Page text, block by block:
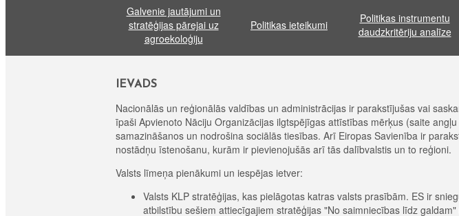
Galvenie jautājumi un
stratēģijas pārejai uz
agroekoloģiju
Politikas ieteikumi
Politikas instrumentu
daudzkritēriju analīze
IEVADS
Nacionālās un reģionālās valdības un administrācijas ir parakstījušas vai
īpaši Apvienoto Nāciju Organizācijas ilgtspējīgas attīstības mērķus (saite
samazināšanos un nodrošina sociālās tiesības. Arī Eiropas Savienība ir
nostādņu īstenošanu, kurām ir pievienojušās arī tās dalībvalstis un to reģioni.
Valsts līmeņa pienākumi un iespējas ietver:
Valsts KLP stratēģijas, kas pielāgotas katras valsts prasībām. ES ir
atbilstību sešiem attiecīgajiem stratēģijas "No saimniecības līdz